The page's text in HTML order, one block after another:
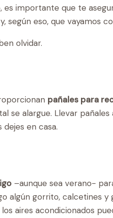
es importante que te
eso, que vayamos
olvidar.
pañales para
se alargue. Llevar
en casa.
–aunque sea verano-
algún gorrito, calcetines
aires acondicionados